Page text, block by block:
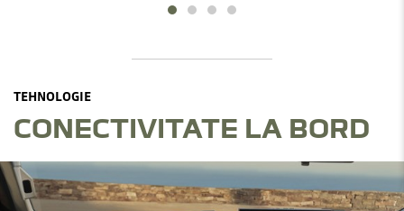
TEHNOLOGIE
CONECTIVITATE LA BORD